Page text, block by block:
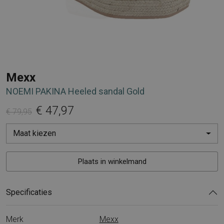
Mexx
NOEMI PAKINA Heeled sandal Gold
€ 79,95 € 47,97
Maat kiezen
Plaats in winkelmand
Specificaties
Merk
Mexx